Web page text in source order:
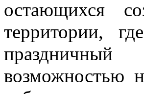
остающихся
территории,
возможностью